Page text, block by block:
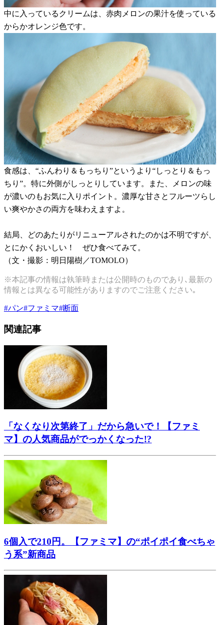
中に入っているクリームは、赤肉メロンの果汁を使っている
からかオレンジ色です。
食感は、“ふんわり＆もっちり”というより“しっとり＆もっ
ちり”。特に外側がしっとりしています。また、メロンの味
が濃いのもお気に入りポイント。濃厚な甘さとフルーツらし
い爽やかさの両方を味わえますよ。
結局、どのあたりがリニューアルされたのかは不明ですが、
とにかくおいしい！ ぜひ食べてみて。
（文・撮影：明日陽樹／TOMOLO）
※本記事の情報は執筆時または公開時のものであり､最新の
情報とは異なる可能性がありますのでご注意ください｡
#パン#ファミマ#断面
関連記事
「なくなり次第終了」だから急いで！【ファミ
マ】の人気商品がでっかくなった!?
6個入で210円。【ファミマ】の“ポイポイ食べちゃ
う系”新商品